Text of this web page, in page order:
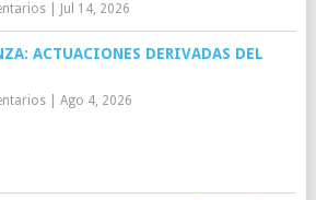
| Jul 14, 2026
ACTUACIONES DERIVADAS DEL
| Ago 4, 2026